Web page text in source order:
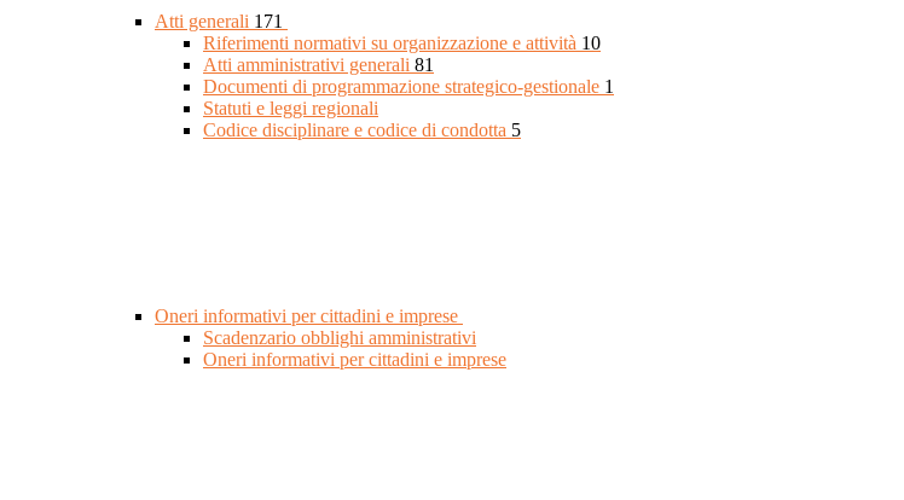
Atti generali 171
Riferimenti normativi su organizzazione e attività 10
Atti amministrativi generali 81
Documenti di programmazione strategico-gestionale 1
Statuti e leggi regionali
Codice disciplinare e codice di condotta 5
Oneri informativi per cittadini e imprese
Scadenzario obblighi amministrativi
Oneri informativi per cittadini e imprese